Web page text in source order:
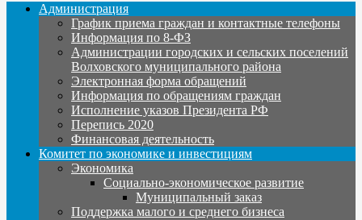
Администрация
График приема граждан и контактные телефоны
Информация по 8-ФЗ
Администрации городских и сельских поселений
Волховского муниципального района
Электронная форма обращений
Информация по обращениям граждан
Исполнение указов Президента РФ
Перепись 2020
Финансовая деятельность
Комитет по экономике и инвестициям
Экономика
Социально-экономическое развитие
Муниципальный заказ
Поддержка малого и среднего бизнеса